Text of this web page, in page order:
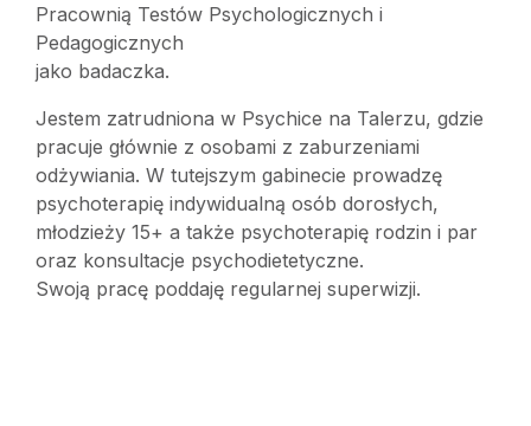
Pracownią Testów Psychologicznych i
Pedagogicznych
jako badaczka.
Jestem zatrudniona w Psychice na Talerzu, gdzie
pracuje głównie z osobami z zaburzeniami
odżywiania. W tutejszym gabinecie prowadzę
psychoterapię indywidualną osób dorosłych,
młodzieży 15+ a także psychoterapię rodzin i par
oraz konsultacje psychodietetyczne.
Swoją pracę poddaję regularnej superwizji.